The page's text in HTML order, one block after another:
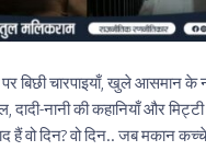
पर बिछी चारपाइयाँ, खुले आसमान के
दादी-नानी की कहानियाँ और
हैं वो दिन? वो दिन.. जब मकान